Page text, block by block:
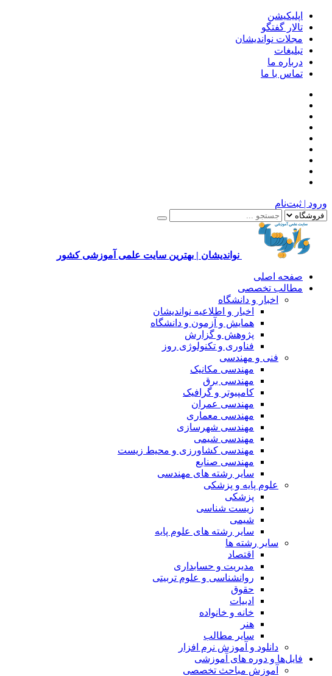
اپلیکیشن
تالار گفتگو
مجلات نواندیشان
تبلیغات
درباره ما
تماس با ما
ورود | ثبت‌نام
نواندیشان | بهترین سایت علمی آموزشی کشور
صفحه اصلی
مطالب تخصصی
اخبار و دانشگاه
اخبار و اطلاعیه نواندیشان
همایش و آزمون و دانشگاه
پژوهش و گزارش
فناوری و تکنولوژی روز
فنی و مهندسی
مهندسی مکانیک
مهندسی برق
کامپیوتر و گرافیک
مهندسی عمران
مهندسی معماری
مهندسی شهرسازی
مهندسی شیمی
مهندسی کشاورزی و محیط زیست
مهندسی صنایع
سایر رشته های مهندسی
علوم پایه و پزشکی
پزشکی
زیست شناسی
شیمی
سایر رشته های علوم پایه
سایر رشته ها
اقتصاد
مدیریت و حسابداری
روانشناسی و علوم تربیتی
حقوق
ادبیات
خانه و خانواده
هنر
سایر مطالب
دانلود و آموزش نرم افزار
فایل‌ها و دوره های آموزشی
آموزش مباحث تخصصی